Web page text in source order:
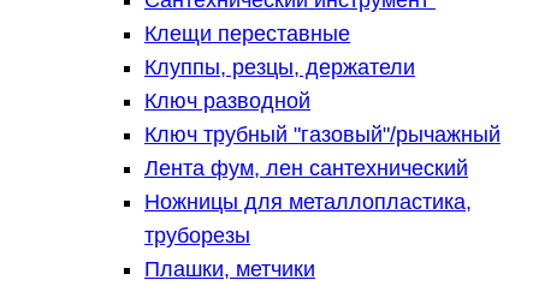
Клещи переставные
Клуппы, резцы, держатели
Ключ разводной
Ключ трубный "газовый"/рычажный
Лента фум, лен сантехнический
Ножницы для металлопластика,
труборезы
Плашки, метчики